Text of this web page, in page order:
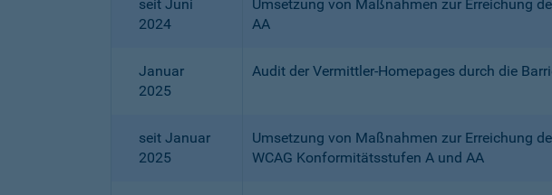
seit Juni
2024
Umsetzung von Maßnahmen zur Erreichung
AA
Januar
2025
Audit der Vermittler-Homepages durch die
seit Januar
2025
Umsetzung von Maßnahmen zur Erreichung
WCAG Konformitätsstufen A und AA